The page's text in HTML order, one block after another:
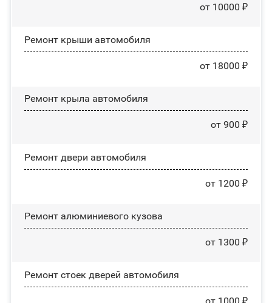
от 10000 ₽
Ремонт крыши автомобиля
от 18000 ₽
Ремонт крыла автомобиля
от 900 ₽
Ремонт двери автомобиля
от 1200 ₽
Ремонт алюминиевого кузова
от 1300 ₽
Ремонт стоек дверей автомобиля
от 1000 ₽